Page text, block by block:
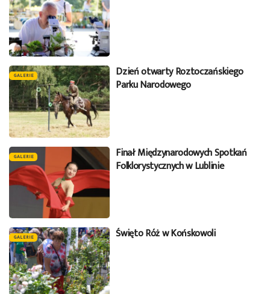
GALERIE
Dzień otwarty Roztoczańskiego
Parku Narodowego
GALERIE
Finał Międzynarodowych Spotkań
Folklorystycznych w Lublinie
GALERIE Święto Róż w Końskowoli